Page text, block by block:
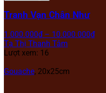
Tranh Vạn Chân Như
1.000.000₫ – 10.000.000₫
Tạ Thị Thanh Tâm
Lượt xem: 16
Gouache, 20x25cm